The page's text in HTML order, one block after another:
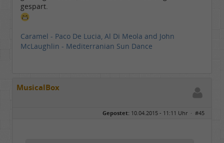
gespart.
Caramel - Paco De Lucia, Al Di Meola and John
McLaughlin - Mediterranian Sun Dance
MusicalBox
Gepostet: 10.04.2015 - 11:11 Uhr · #45